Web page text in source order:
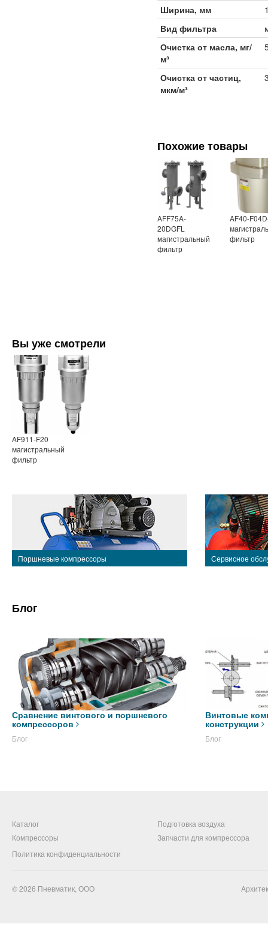
Ширина, мм
Вид фильтра
Очистка от масла, мг/
м³
Очистка от частиц,
мкм/м³
Похожие товары
AFF75A-
20DGFL
магистральный
фильтр
AF40-
фильтр
Вы уже смотрели
AF911-F20
магистральный
фильтр
Поршневые компрессоры Сервисное
Блог
Сравнение винтового и поршневого
компрессоров
Блог
Винтовые
конструкции
Блог
Каталог
Компрессоры
Подготовка воздуха
Запчасти для компрессора
Политика конфиденциальности
© 2026 Пневматик, ООО